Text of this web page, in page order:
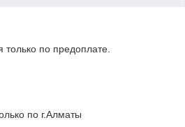
только по предоплате.
по г.Алматы